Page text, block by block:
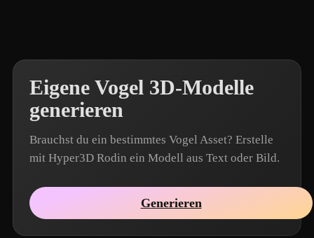
Eigene Vogel 3D-Modelle
generieren
Brauchst du ein bestimmtes Vogel Asset? Erstelle
mit Hyper3D Rodin ein Modell aus Text oder Bild.
Generieren